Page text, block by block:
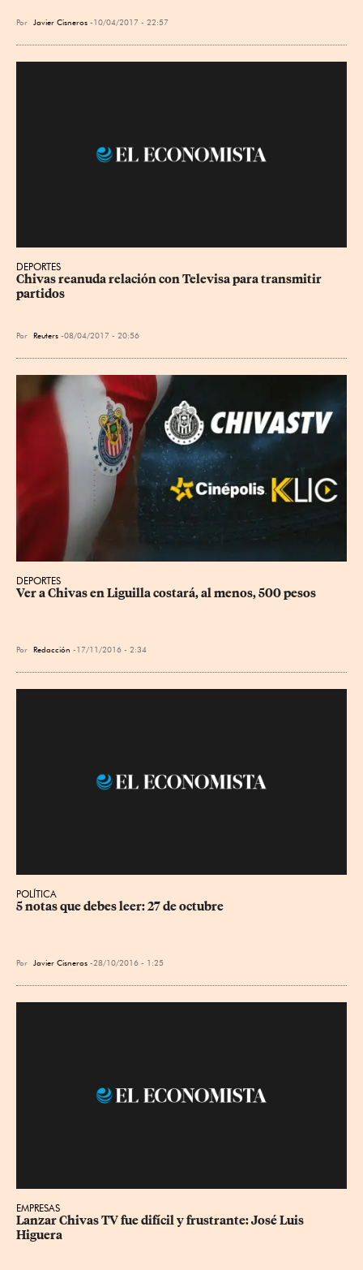
Por Javier Cisneros 10/04/2017 - 22:57
DEPORTES
Chivas reanuda relación con Televisa para transmitir
partidos
Por Reuters 08/04/2017 - 20:56
DEPORTES
Ver a Chivas en Liguilla costará, al menos, 500 pesos
Por Redacción 17/11/2016 - 2:34
POLÍTICA
5 notas que debes leer: 27 de octubre
Por Javier Cisneros 28/10/2016 - 1:25
EMPRESAS
Lanzar Chivas TV fue difícil y frustrante: José Luis
Higuera